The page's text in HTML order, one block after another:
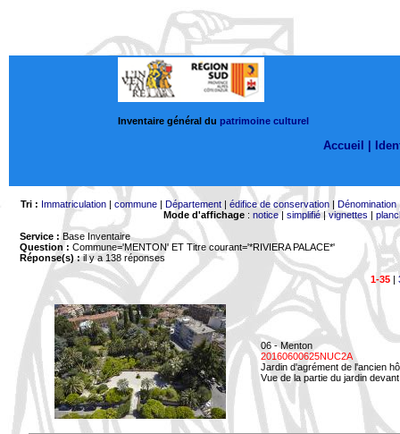
Inventaire général du patrimoine culturel
Accueil |
Tri : Immatriculation| commune| Département| édifice de conservation| Dénomination
Mode d'affichage: notice| simplifié|vignettes |
Service : Base Inventaire
Question : Commune='MENTON' ET Titre courant='*RIVIERA PALACE*'
Réponse(s) :il y a 138 réponses
1-35|
06 - Menton
20160600625NUC2A
Jardin d'agrément de l'ancien
Vue de la partie du jardin